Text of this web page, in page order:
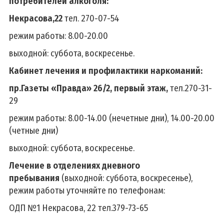
Некрасова,22тел. 270-07-54
режим работы: 8.00-20.00
выходной: суббота, воскресенье.
Кабинет лечения и профилактики наркоманий:
пр.Газеты «Правда» 26/2, первый этаж,тел.270-31-
29
режим работы: 8.00-14.00 (нечетные дни), 14.00-20.00
(четные дни)
выходной: суббота, воскресенье.
Лечение в отделениях дневного
пребывания (выходной: суббота, воскресенье),
режим работы уточняйте по телефонам:
ОДП №1 Некрасова, 22 тел.379-73-65